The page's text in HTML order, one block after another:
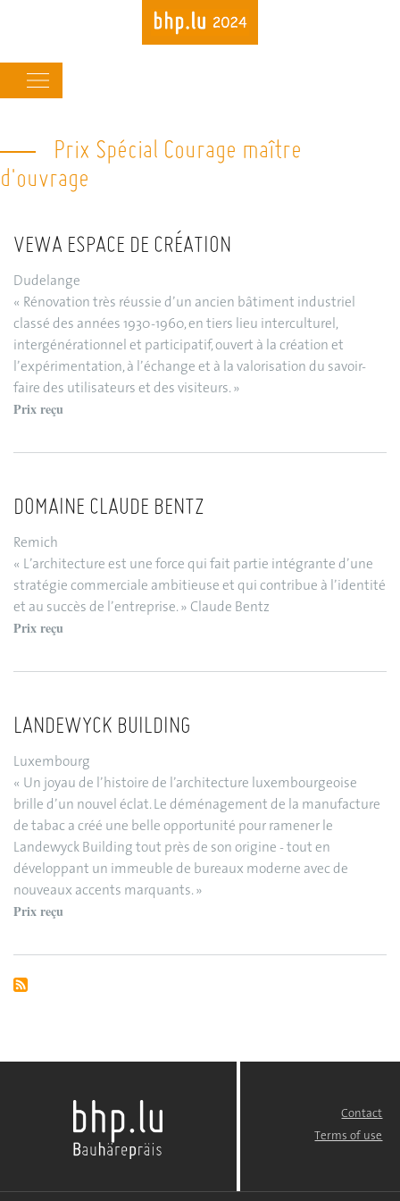
Skip
to
navigation
Prix Spécial Courage maître
d'ouvrage
VEWA ESPACE DE CRÉATION
Dudelange
« Rénovation très réussie d’un ancien bâtiment industriel
classé des années 1930-1960, en tiers lieu interculturel,
intergénérationnel et participatif, ouvert à la création et
l’expérimentation, à l’échange et à la valorisation du savoir-
faire des utilisateurs et des visiteurs. »
Prix reçu
DOMAINE CLAUDE BENTZ
Remich
« L’architecture est une force qui fait partie intégrante d’une
stratégie commerciale ambitieuse et qui contribue à l’identité
et au succès de l’entreprise. » Claude Bentz
Prix reçu
LANDEWYCK BUILDING
Luxembourg
« Un joyau de l’histoire de l’architecture luxembourgeoise
brille d’un nouvel éclat. Le déménagement de la manufacture
de tabac a créé une belle opportunité pour ramener le
Landewyck Building tout près de son origine - tout en
développant un immeuble de bureaux moderne avec de
nouveaux accents marquants. »
Prix reçu
Contact
Terms of use